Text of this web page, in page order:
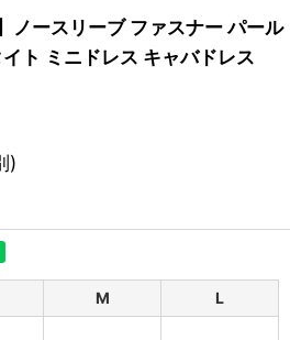
ノースリーブ ファスナー パール
ト ミニドレス キャバドレス
)
M L